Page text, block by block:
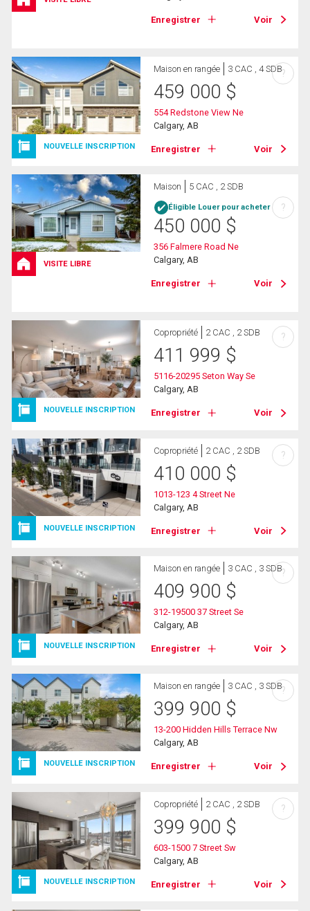
Enregistrer Voir
NOUVELLE INSCRIPTION
Maison en rangée 3 CAC , 4 SDB
459 000 $
554 Redstone View Ne
Calgary, AB
Enregistrer Voir
?
VISITE LIBRE
Maison 5 CAC , 2 SDB
Éligible Louer pour acheter
450 000 $
356 Falmere Road Ne
Calgary, AB
Enregistrer Voir
?
NOUVELLE INSCRIPTION
Copropriété 2 CAC , 2 SDB
411 999 $
5116-20295 Seton Way Se
Calgary, AB
Enregistrer Voir
?
NOUVELLE INSCRIPTION
Copropriété 2 CAC , 2 SDB
410 000 $
1013-123 4 Street Ne
Calgary, AB
Enregistrer Voir
?
NOUVELLE INSCRIPTION
Maison en rangée 3 CAC , 3 SDB
409 900 $
312-19500 37 Street Se
Calgary, AB
Enregistrer Voir
?
NOUVELLE INSCRIPTION
Maison en rangée 3 CAC , 3 SDB
399 900 $
13-200 Hidden Hills Terrace Nw
Calgary, AB
Enregistrer Voir
?
NOUVELLE INSCRIPTION
Copropriété 2 CAC , 2 SDB
399 900 $
603-1500 7 Street Sw
Calgary, AB
Enregistrer Voir
?